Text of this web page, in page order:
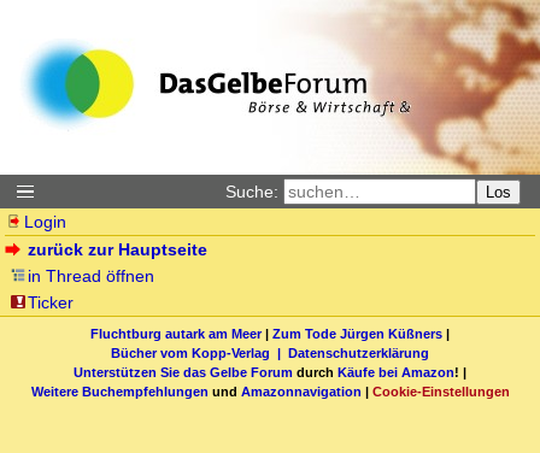
Suche: Los
Login
zurück zur Hauptseite
in Thread öffnen
Ticker
Fluchtburg autark am Meer| Zum Tode Jürgen Küßners |
Bücher vom Kopp-Verlag | Datenschutzerklärung
Unterstützen Sie das Gelbe Forum durch Käufe bei Amazon! |
Weitere Buchempfehlungen und Amazonnavigation | Cookie-Einstellungen